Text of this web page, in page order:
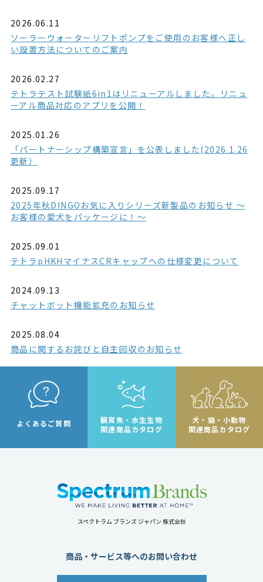
2026.06.11
ソーラーウォーターリフトポンプをご使用のお客様へ正し
い設置方法についてのご案内
2026.02.27
テトラテスト試験紙6in1はリニューアルしました。リニュ
ーアル商品対応のアプリを公開！
2025.01.26
「パートナーシップ構築宣言」を公表しました(2026.1.26
更新）
2025.09.17
2025年秋DINGOお気に入りシリーズ新製品のお知らせ ～
お客様の愛犬をパッケージに！～
2025.09.01
テトラpHKHマイナスCRキャップへの仕様変更について
2024.09.13
チャットボット機能拡充のお知らせ
2025.08.04
商品に関するお詫びと自主回収のお知らせ
よくあるご質問
観賞魚・水生生物
関連商品カタログ
犬・猫・小動物
関連商品カタログ
スペクトラム ブランズ ジャパン 株式会社
商品・サービス等へのお問い合わせ